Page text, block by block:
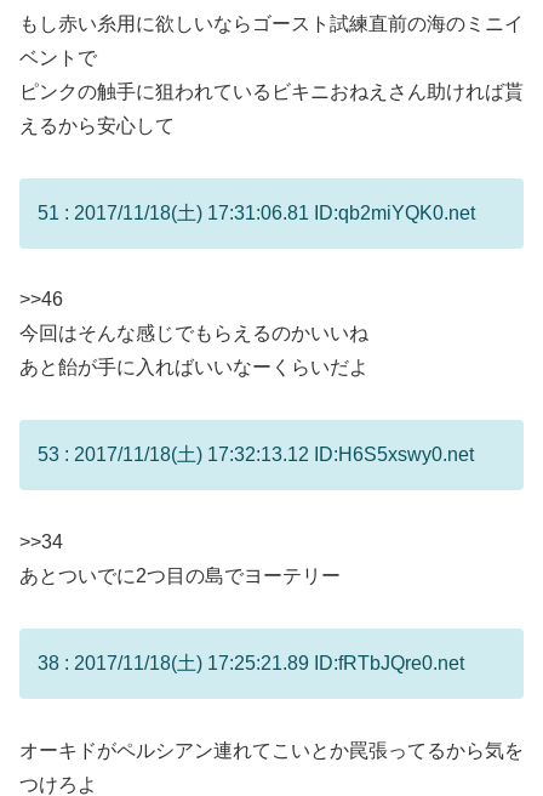
もし赤い糸用に欲しいならゴースト試練直前の海のミニイ
ベントで
ピンクの触手に狙われているビキニおねえさん助ければ貰
えるから安心して
51 : 2017/11/18(土) 17:31:06.81 ID:qb2miYQK0.net
>>46
今回はそんな感じでもらえるのかいいね
あと飴が手に入ればいいなーくらいだよ
53 : 2017/11/18(土) 17:32:13.12 ID:H6S5xswy0.net
>>34
あとついでに2つ目の島でヨーテリー
38 : 2017/11/18(土) 17:25:21.89 ID:fRTbJQre0.net
オーキドがペルシアン連れてこいとか罠張ってるから気を
つけろよ